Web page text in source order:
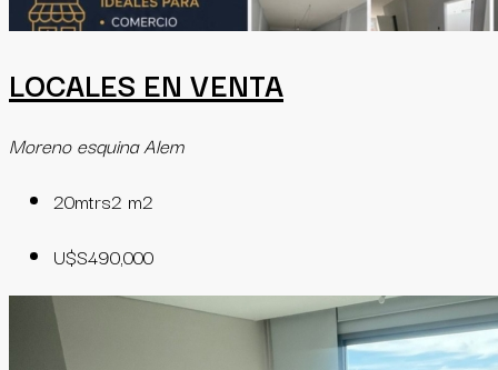
LOCALES EN VENTA
Moreno esquina Alem
20mtrs2 m2
U$S490,000